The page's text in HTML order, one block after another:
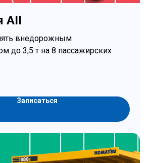
AII
внедорожным
до 3,5 т на 8 пассажирских
Записаться